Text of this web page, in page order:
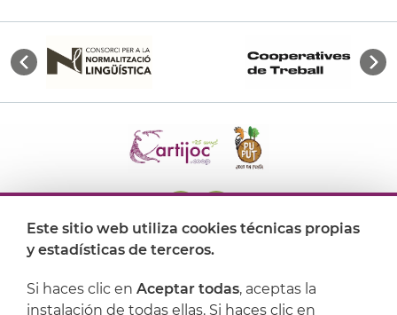
Dónde encontrarnos
Artijoc
Este sitio web utiliza cookies técnicas propias
y estadísticas de terceros.
Si haces clic en Aceptar todas, aceptas la
instalación de todas ellas. Si haces clic en